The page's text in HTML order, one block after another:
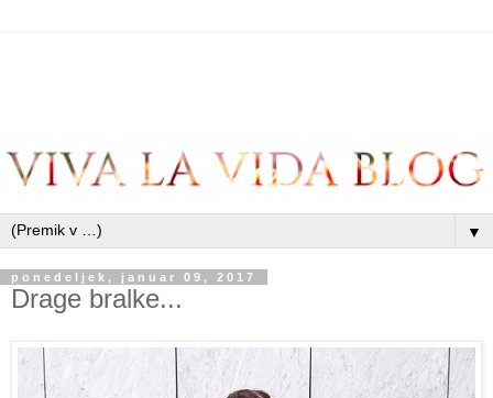
▼
ponedeljek, januar 09, 2017
Drage bralke...